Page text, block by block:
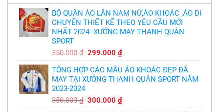
trích
cầu
thủ,
thừa
nhận
sự
thật
chát
bầy
quỷ
nhỏ
và
in
áo
bóng
chuyền
theo
yêu
,thiết
free
BỘ QUẦN ÁO LÂN NAM NỮ,ÁO KHOÁC ,ÁO DI
CHUYỂN THIẾT KẾ THEO YÊU CẦU MỚI
NHẤT 2024 -XƯỞNG MAY THANH QUÂN
SPORT
350.000₫ Giá
là:
350.000 ₫.
299.000₫Giá
tại
là:
TỔNG HỢP CÁC MẪU ÁO KHOÁC ĐẸP ĐÃ
MAY TẠI XƯỞNG THANH QUÂN SPORT NĂM
2023-2024
350.000₫ Giá
300.000₫Giá